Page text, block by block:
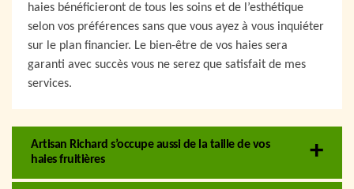
haies bénéficieront de tous les soins et de l’esthétique
selon vos préférences sans que vous ayez à vous inquiéter
sur le plan financier. Le bien-être de vos haies sera
garanti avec succès vous ne serez que satisfait de mes
services.
Artisan Richard s’occupe aussi de la taille de vos
haies fruitières